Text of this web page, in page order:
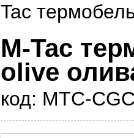
Tac
M-Tac
olive
код: MTC-